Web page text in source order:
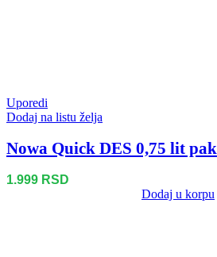
Uporedi
Dodaj na listu želja
Nowa Quick DES 0,75 lit pak
1.999 RSD
Dodaj u korpu